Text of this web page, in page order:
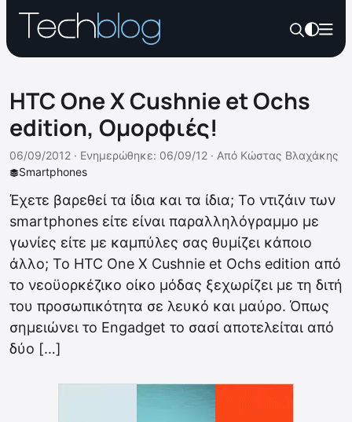
HTC One X Cushnie et Ochs
edition, Ομορφιές!
Smartphones
06/09/2012 · Ενημερώθηκε: 06/09/12 · Από Κώστας Βλαχάκης
Έχετε βαρεθεί τα ίδια και τα ίδια; Το ντιζάιν των
smartphones είτε είναι παραλληλόγραμμο με
γωνίες είτε με καμπύλες σας θυμίζει κάποιο
άλλο; To HTC One X Cushnie et Ochs edition από
το νεοϋορκέζικο οίκο μόδας ξεχωρίζει με τη διτή
του προσωπικότητα σε λευκό και μαύρο. Όπως
σημειώνει το Engadget το σασί αποτελείται από
δύο […]